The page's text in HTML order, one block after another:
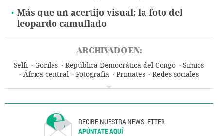
Más que un acertijo visual: la foto del
leopardo camuflado
ARCHIVADO EN:
Selfi Gorilas República Democrática del Congo
Simios
África central
Fotografía Primates
Redes sociales
Medio ambiente
Comunicaciones
RECIBE NUESTRA NEWSLETTER
APÚNTATE AQUÍ